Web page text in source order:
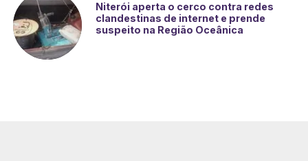
Niterói aperta o cerco contra redes
clandestinas de internet e prende
suspeito na Região Oceânica